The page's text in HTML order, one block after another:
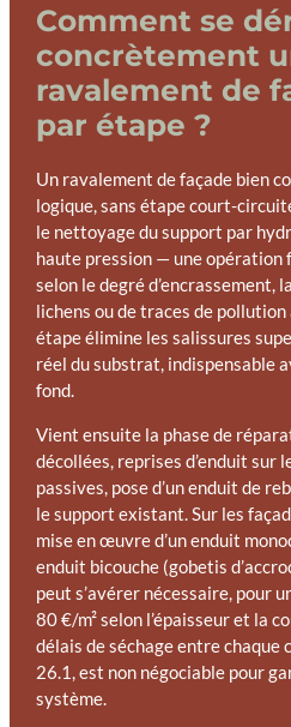
Comment se
concrètement
ravalement de
par étape ?
Un ravalement de façade bien
logique, sans étape court-
le nettoyage du support par
haute pression — une opération
selon le degré d’encrassement,
lichens ou de traces de
étape élimine les salissures
réel du substrat, indispensable
fond.
Vient ensuite la phase de
décollées, reprises d’enduit sur
passives, pose d’un enduit de
le support existant. Sur les
mise en œuvre d’un enduit
enduit bicouche (gobetis
peut s’avérer nécessaire, pour
80 €/m² selon l’épaisseur et la
délais de séchage entre chaque
26.1, est non négociable pour
système.